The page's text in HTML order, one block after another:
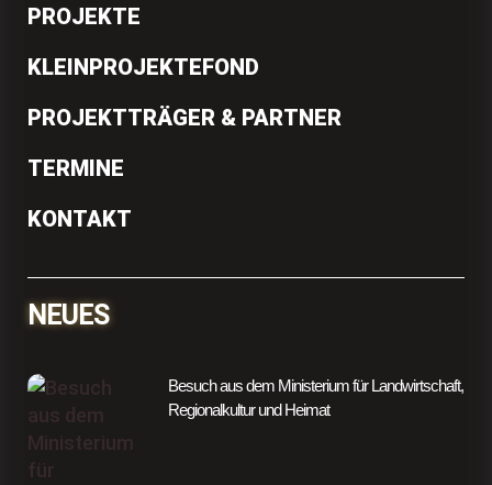
PROJEKTE
KLEINPROJEKTEFOND
PROJEKTTRÄGER & PARTNER
TERMINE
KONTAKT
NEUES
Besuch aus dem Ministerium für Landwirtschaft,
Regionalkultur und Heimat